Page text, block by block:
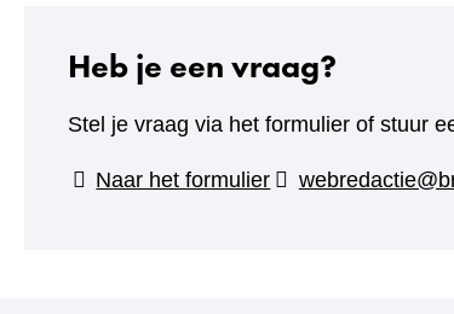
Heb je een vraag?
Stel je vraag via het formulier of stuur
Naar het formulier(verwijst